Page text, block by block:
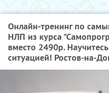
Онлайн-тренинг по
НЛП из курса
вместо 2490р.
ситуацией! Ростов-на-